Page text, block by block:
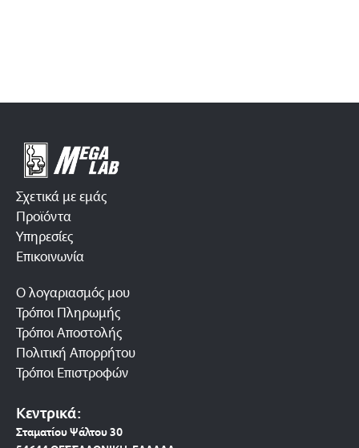
Σχετικά με εμάς
Προϊόντα
Υπηρεσίες
Επικοινωνία
Ο λογαριασμός μου
Τρόποι Πληρωμής
Τρόποι Αποστολής
Πολιτική Απορρήτου
Τρόποι Επιστροφών
Κεντρικά:
Σταματίου Ψάλτου 30